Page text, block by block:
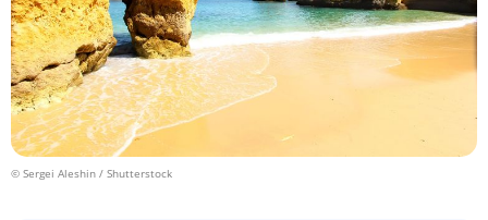
© Sergei Aleshin / Shutterstock